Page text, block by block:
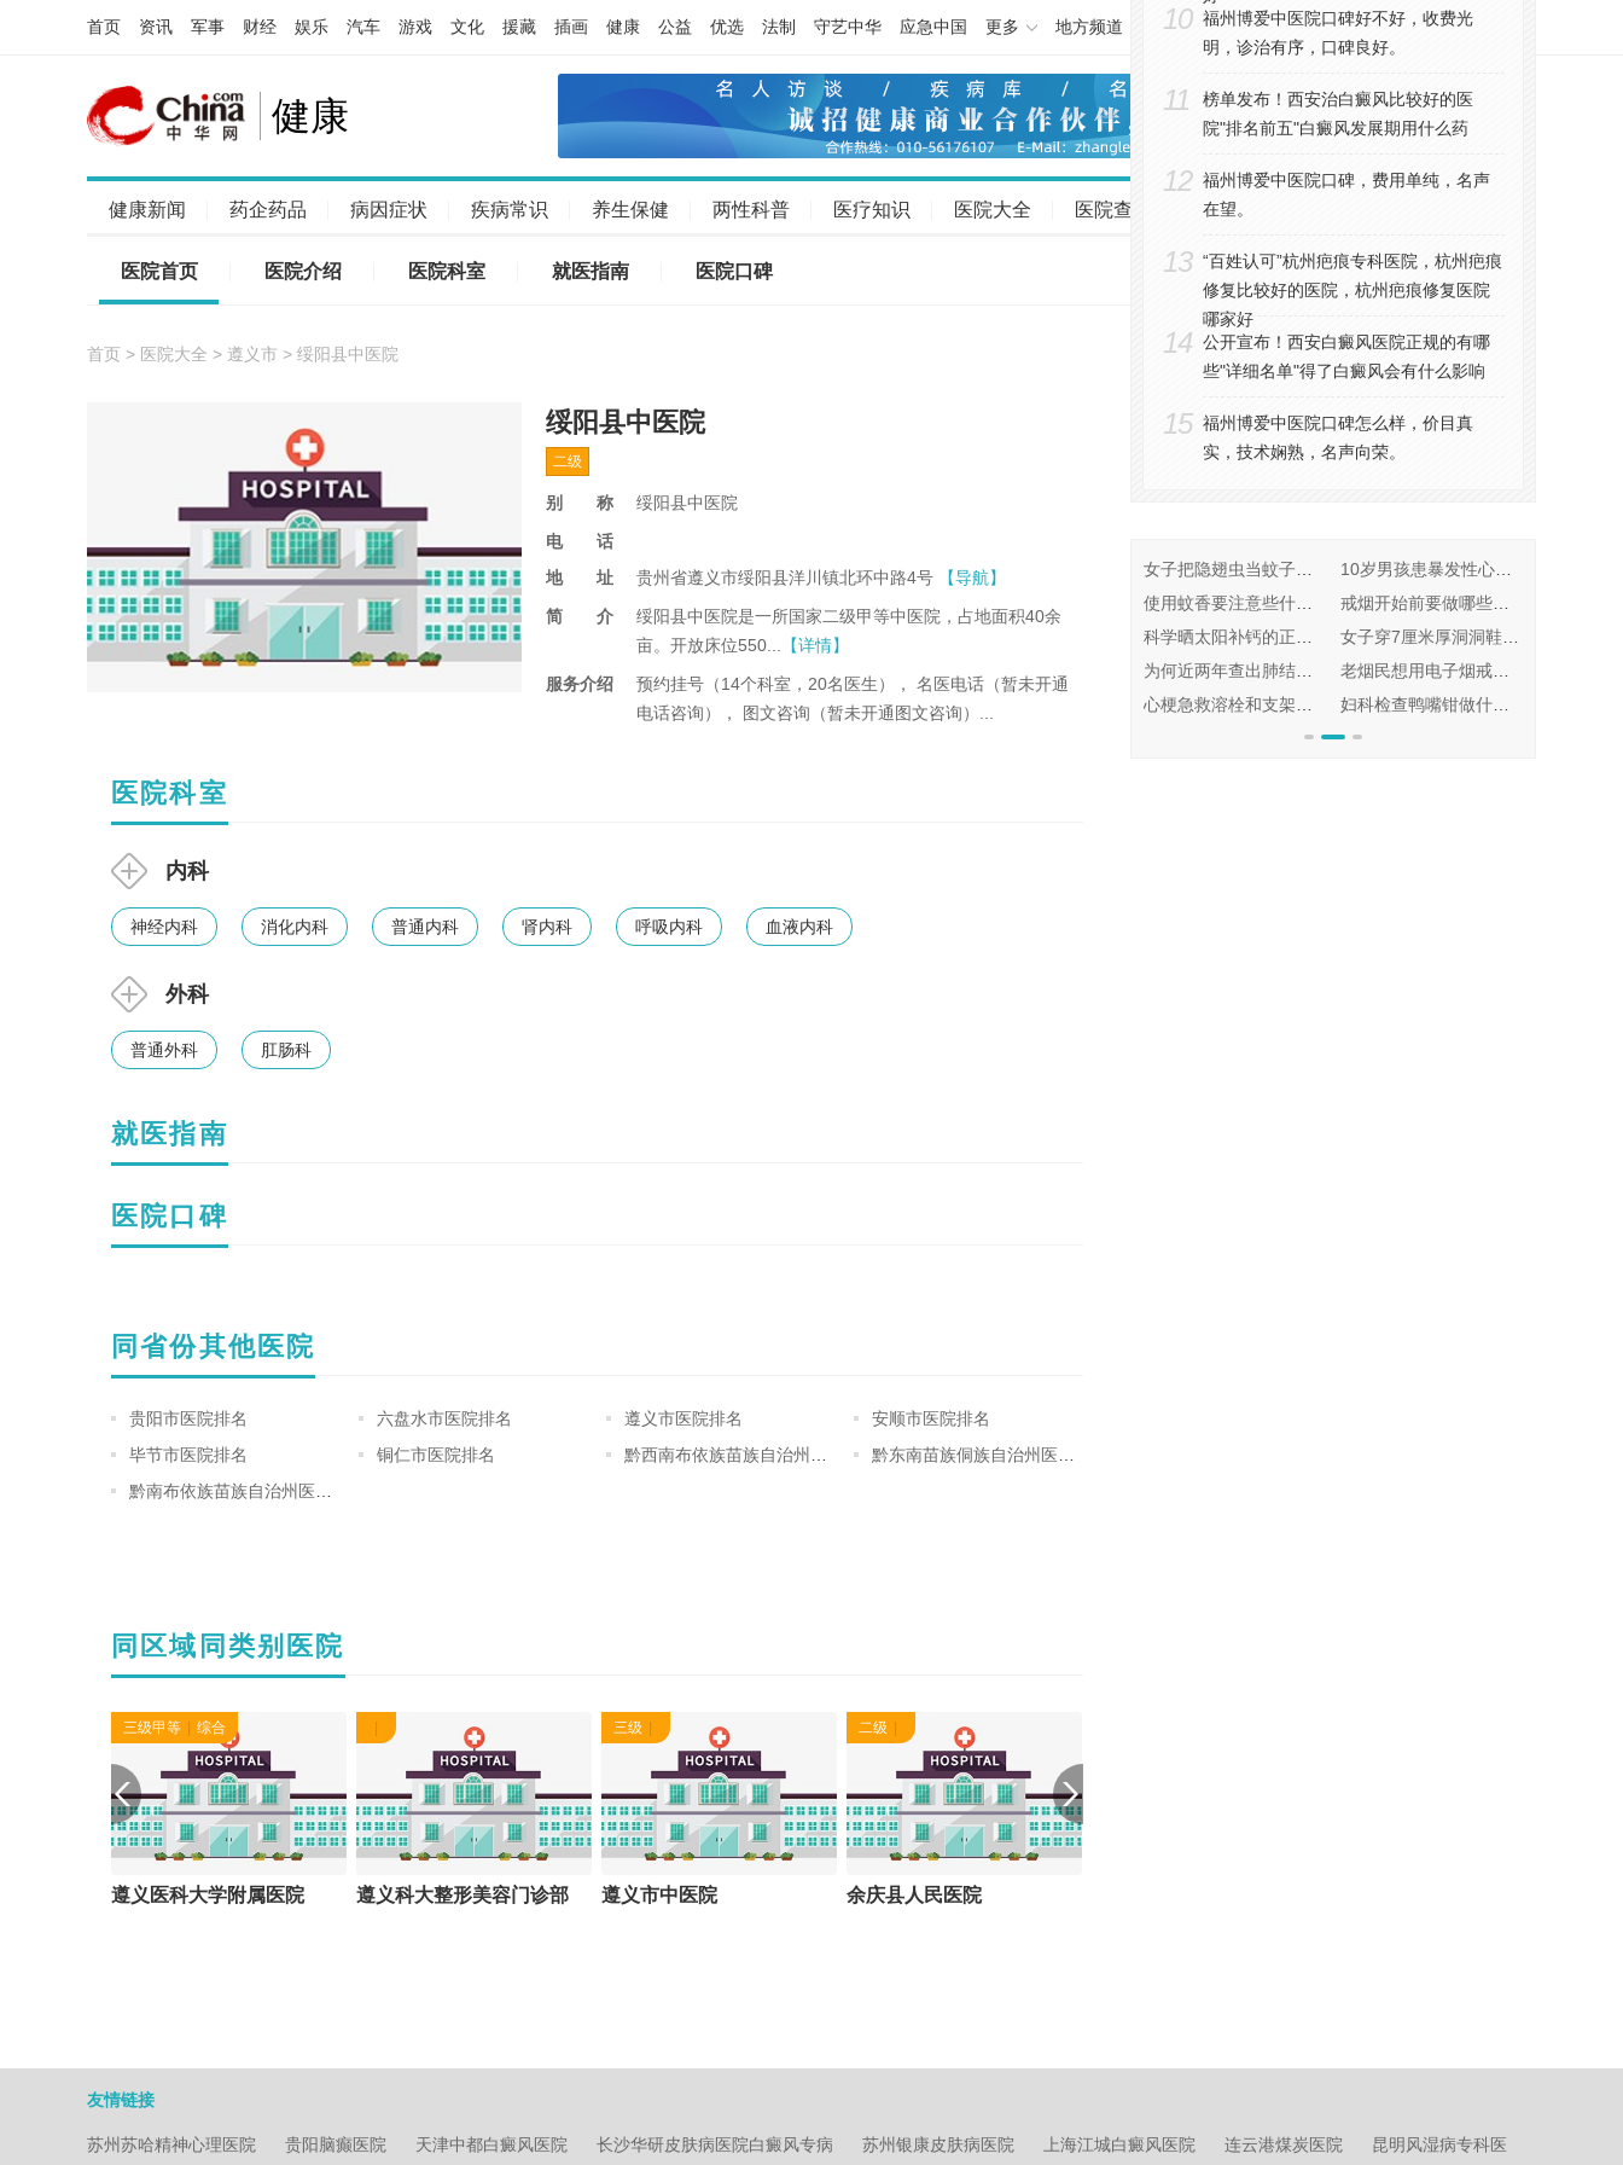
首页 资讯 军事 财经 娱乐 汽车 游戏 文化 援藏 插画 健康 公益 优选 法制 守艺中华 应急中国 更多 地方频道 注册
健康
健康新闻 药企药品 病因症状 疾病常识 养生保健 两性科普 医疗知识 医院大全 医院查询 医生介绍
医院首页 医院介绍 医院科室 就医指南 医院口碑
首页 > 医院大全 > 遵义市 > 绥阳县中医院
绥阳县中医院
二级
别称
绥阳县中医院
电话
地址
贵州省遵义市绥阳县洋川镇北环中路4号
【导航】
简介
绥阳县中医院是一所国家二级甲等中医院，占地面积40余
亩。开放床位550...
【详情】
服务介绍
预约挂号（14个科室，20名医生）， 名医电话（暂未开通
电话咨询）， 图文咨询（暂未开通图文咨询）...
医院科室
内科
神经内科 消化内科 普通内科 肾内科 呼吸内科 血液内科
外科
普通外科 肛肠科
就医指南
医院口碑
同省份其他医院
贵阳市医院排名 六盘水市医院排名 遵义市医院排名
安顺市医院排名
毕节市医院排名
铜仁市医院排名
同区域同类别医院
遵义医科大学附属医院
三级甲等 综合
遵义科大整形美容门诊部 遵义市中医院
三级
余庆县人民医院
二级
10 福州博爱中医院口碑好不好，收费光
明，诊治有序，口碑良好。
11
榜单发布！西安治白癜风比较好的医
院"排名前五"白癜风发展期用什么药
12 福州博爱中医院口碑，费用单纯，名声
在望。
13 “百姓认可”杭州疤痕专科医院，杭州疤痕
修复比较好的医院，杭州疤痕修复医院
哪家好
14 公开宣布！西安白癜风医院正规的有哪
些"详细名单"得了白癜风会有什么影响
15 福州博爱中医院口碑怎么样，价目真
实，技术娴熟，名声向荣。
糖尿病吃什么粽子好 如何健康吃粽子
糖尿病患者可以吃什么水果和蔬菜？
友情链接
苏州苏哈精神心理医院 贵阳脑癫医院 天津中都白癜风医院 长沙华研皮肤病医院白癜风专病 苏州银康皮肤病医院 上海江城白癜风医院 连云港煤炭医院 昆明风湿病专科医